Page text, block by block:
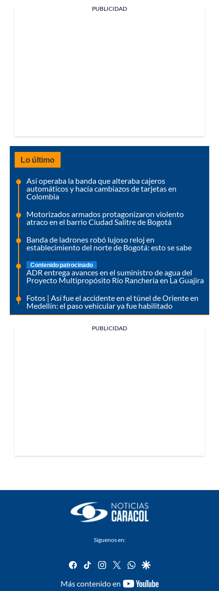
PUBLICIDAD
Lo último
Así operaba la banda que alteraba cajeros
automáticos y hacía cambiazos de tarjetas en
Colombia
Motorizados armados protagonizaron violento
atraco en el barrio Ciudad Salitre de Bogotá
Banda de ladrones robó lujoso reloj en
establecimiento del norte de Bogotá: esto se sabe
Contenido patrocinado
ADR entrega avances en el suministro de agua del
Proyecto Multipropósito Río Ranchería en La Guajira
Fotos | Así fue el accidente en el túnel de Oriente en
Medellín: el paso vehicular ya fue habilitado
PUBLICIDAD
Síguenos en:
facebook
tiktok instagram
twitterwhatsapp
google
Más contenido en
youtube-